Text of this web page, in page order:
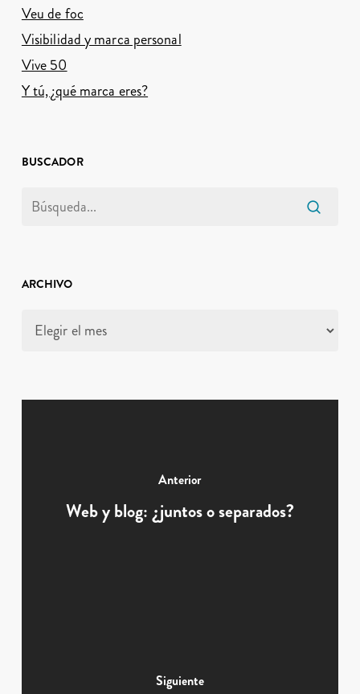
Veu de foc
Visibilidad y marca personal
Vive 50
Y tú, ¿qué marca eres?
BUSCADOR
ARCHIVO
Anterior
Web y blog: ¿juntos o separados?
Siguiente